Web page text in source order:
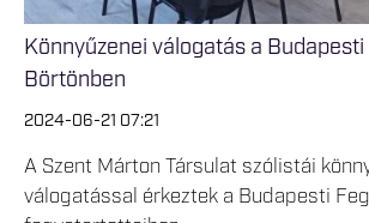
Könnyűzenei válogatás a
Börtönben
2024-06-21 07:21
A Szent Márton Társulat szólistái
válogatással érkeztek a Budapesti